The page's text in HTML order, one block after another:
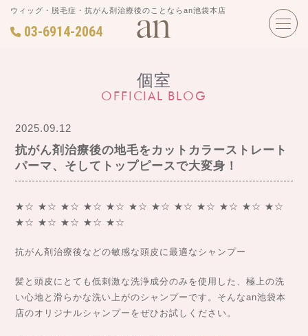
ウィッグ・脱毛症・抗がん剤治療後のことならan池袋本店
03-6914-2064
OFFICIAL BLOG
個室
2025.09.12
抗がん剤治療後の地毛をカットカラーストレート
パーマ、そしてトップピースで大変身！
★☆ ★☆ ★☆ ★☆ ★☆ ★☆ ★☆ ★☆ ★☆ ★☆ ★☆ ★☆
★☆ ★☆ ★☆ ★☆ ★☆
抗がん剤治療後などの敏感な頭皮に最適なシャンプー
髪と頭皮にとても低刺激な洗浄成分のみを使用した、極上の洗
い心地と滑らかな洗い上がのシャンプーです。そんなan池袋本
店のオリジナルシャンプーをぜひお試しください。